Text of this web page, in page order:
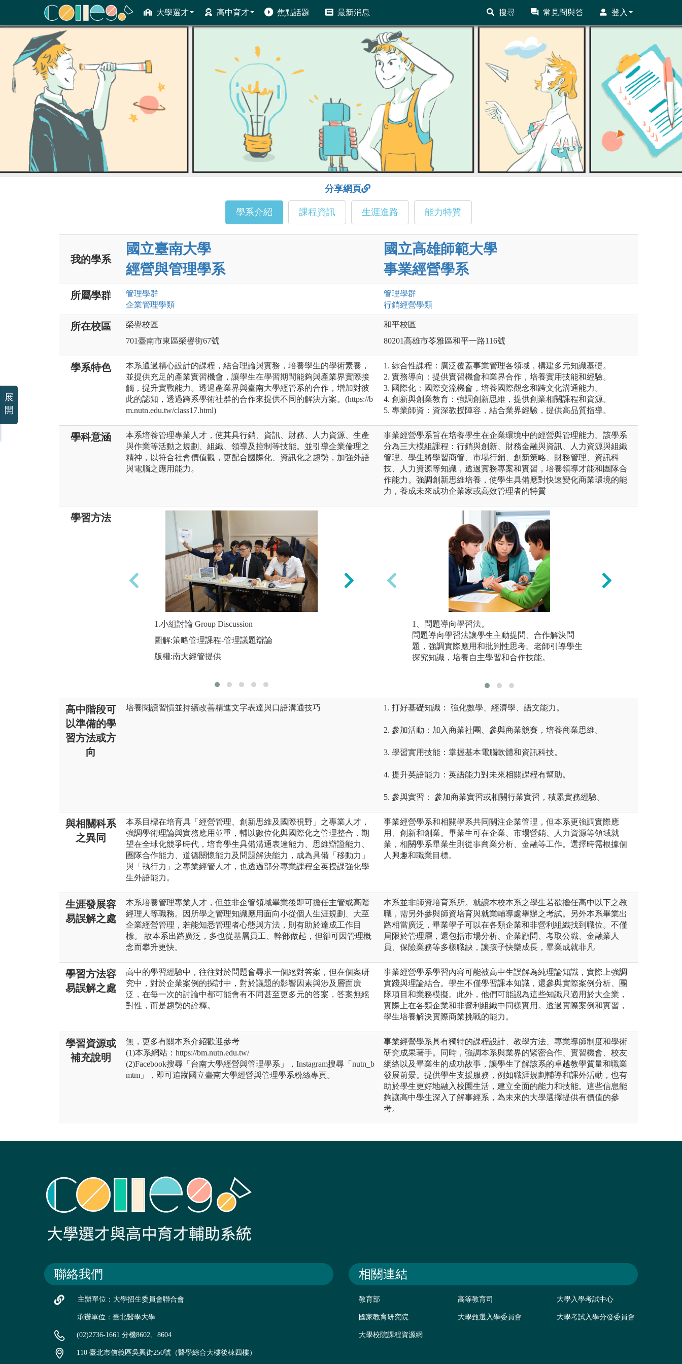
大學選才 高中育才 焦點話題 最新消息 搜尋 常見問與答 登入
ColleGo! 大學選才與高中育才輔助系統
分享網頁
學系介紹 課程資訊 生涯進路 能力特質
我的學系
國立臺南大學
經營與管理學系
國立高雄師範大學
事業經營學系
所屬學群 管理學群
企業管理學類
管理學群
行銷經營學類
所在校區
榮譽校區
701臺南市東區榮譽街67號
和平校區
80201高雄市苓雅區和平一路116號
學系特色
本系通過精心設計的課程，結合理論與實務，培養學生的學術素養，
並提供充足的產業實習機會，讓學生在學習期間能夠與產業界實際接
觸，提升實戰能力。透過產業界與臺南大學經管系的合作，增加對彼
此的認知，透過跨系學術社群的合作來提供不同的解決方案。(https://b
m.nutn.edu.tw/class17.html)
1. 綜合性課程：廣泛覆蓋事業管理各領域，構建多元知識基礎。
2. 實務導向：提供實習機會和業界合作，培養實用技能和經驗。
3. 國際化：國際交流機會，培養國際觀念和跨文化溝通能力。
4. 創新與創業教育：強調創新思維，提供創業相關課程和資源。
5. 專業師資：資深教授陣容，結合業界經驗，提供高品質指導。
學科意涵
本系培養管理專業人才，使其具行銷、資訊、財務、人力資源、生產
與作業等活動之規劃、組織、領導及控制等技能。並引導企業倫理之
精神，以符合社會價值觀，更配合國際化、資訊化之趨勢，加強外語
與電腦之應用能力。
事業經營學系旨在培養學生在企業環境中的經營與管理能力。該學系
分為三大模組課程：行銷與創新、財務金融與資訊、人力資源與組織
管理。學生將學習商管、市場行銷、創新策略、財務管理、資訊科
技、人力資源等知識，透過實務專案和實習，培養領導才能和團隊合
作能力。強調創新思維培養，使學生具備應對快速變化商業環境的能
力，養成未來成功企業家或高效管理者的特質
學習方法
1.小組討論 Group Discussion
圖解:策略管理課程-管理議題辯論
版權:南大經管提供
2.個案研究 Case Study
圖解:課程管理個案簡報
版權:南大經管提供
1、問題導向學習法。
問題導向學習法讓學生主動提問、合作解決問
題，強調實際應用和批判性思考。老師引導學生
探究知識，培養自主學習和合作技能。
高中階段可
以準備的學
習方法或方
向
培養閱讀習慣並持續改善精進文字表達與口語溝通技巧 1. 打好基礎知識： 強化數學、經濟學、語文能力。
2. 參加活動：加入商業社團、參與商業競賽，培養商業思維。
3. 學習實用技能：掌握基本電腦軟體和資訊科技。
4. 提升英語能力：英語能力對未來相關課程有幫助。
5. 參與實習： 參加商業實習或相關行業實習，積累實務經驗。
與相關科系
之異同
本系目標在培育具「經營管理、創新思維及國際視野」之專業人才，
強調學術理論與實務應用並重，輔以數位化與國際化之管理整合，期
望在全球化競爭時代，培育學生具備溝通表達能力、思維辯證能力、
團隊合作能力、道德關懷能力及問題解決能力，成為具備「移動力」
與「執行力」之專業經管人才，也透過部分專業課程全英授課強化學
生外語能力。
事業經營學系和相關學系共同關注企業管理，但本系更強調實際應
用、創新和創業。畢業生可在企業、市場營銷、人力資源等領域就
業，相關學系畢業生則從事商業分析、金融等工作。選擇時需根據個
人興趣和職業目標。
生涯發展容
易誤解之處
本系培養管理專業人才，但並非企管領域畢業後即可擔任主管或高階
經理人等職務。因所學之管理知識應用面向小從個人生涯規劃、大至
企業經營管理，若能知悉管理者心態與方法，則有助於達成工作目
標。 故本系出路廣泛，多也從基層員工、幹部做起，但卻可因管理概
念而攀升更快。
本系並非師資培育系所。就讀本校本系之學生若欲擔任高中以下之教
職，需另外參與師資培育與就業輔導處舉辦之考試。另外本系畢業出
路相當廣泛，畢業學子可以在各類企業和非營利組織找到職位。不僅
局限於管理層，還包括市場分析、企業顧問、考取公職、金融業人
員、保險業務等多樣職缺，讓孩子快樂成長，畢業成就非凡
學習方法容
易誤解之處
高中的學習經驗中，往往對於問題會尋求一個絕對答案，但在個案研
究中，對於企業案例的探討中，對於議題的影響因素與涉及層面廣
泛，在每一次的討論中都可能會有不同甚至更多元的答案，答案無絕
對性，而是趨勢的詮釋。
事業經營學系學習內容可能被高中生誤解為純理論知識，實際上強調
實踐與理論結合。學生不僅學習課本知識，還參與實際案例分析、團
隊項目和業務模擬。此外，他們可能認為這些知識只適用於大企業，
實際上在各類企業和非營利組織中同樣實用。透過實際案例和實習，
學生培養解決實際商業挑戰的能力。
學習資源或
補充說明
無，更多有關本系介紹歡迎參考
(1)本系網站：https://bm.nutn.edu.tw/
(2)Facebook搜尋「台南大學經營與管理學系」，Instagram搜尋「nutn_b
mtm」，即可追蹤國立臺南大學經營與管理學系粉絲專頁。
事業經營學系具有獨特的課程設計、教學方法、專業導師制度和學術
研究成果著手。同時，強調本系與業界的緊密合作、實習機會、校友
網絡以及畢業生的成功故事，讓學生了解該系的卓越教學質量和職業
發展前景。提供學生支援服務，例如職涯規劃輔導和課外活動，也有
助於學生更好地融入校園生活，建立全面的能力和技能。這些信息能
夠讓高中學生深入了解事經系，為未來的大學選擇提供有價值的參
考。
聯絡我們
主辦單位：大學招生委員會聯合會
承辦單位：臺北醫學大學
(02)2736-1661 分機8602、8604
110 臺北市信義區吳興街250號（醫學綜合大樓後棟四樓）
相關連結
教育部 高等教育司 大學入學考試中心
國家教育研究院 大學甄選入學委員會 大學考試入學分發委員會
大學校院課程資源網
展
開